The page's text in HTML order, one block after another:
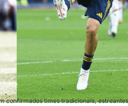
confirmados times tradicionais,